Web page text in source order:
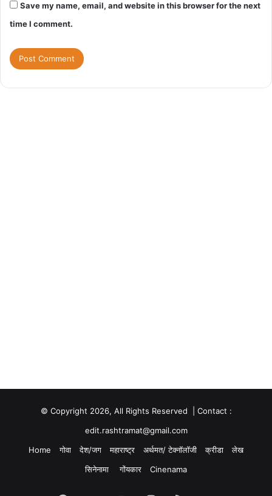
Save my name, email, and website in this browser for the next
time I comment.
© Copyright 2026, All Rights Reserved | Contact :
edit.rashtramat@gmail.com
Home
गोवा देश/जग महाराष्ट्र अर्थमत/ टेक्नॉलॉजी क्रीडा
लेख
सिनेनामा
गोंयकार Cinenama